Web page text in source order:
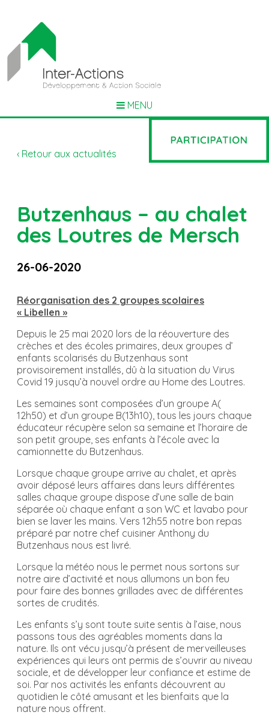
MENU
‹ Retour aux actualités
Butzenhaus – au chalet
des Loutres de Mersch
26-06-2020
Réorganisation des 2 groupes scolaires
« Libellen »
Depuis le 25 mai 2020 lors de la réouverture des
crèches et des écoles primaires, deux groupes d’
enfants scolarisés du Butzenhaus sont
provisoirement installés, dû à la situation du Virus
Covid 19 jusqu’à nouvel ordre au Home des Loutres.
Les semaines sont composées d’un groupe A(
12h50) et d’un groupe B(13h10), tous les jours chaque
éducateur récupère selon sa semaine et l’horaire de
son petit groupe, ses enfants à l’école avec la
camionnette du Butzenhaus.
Lorsque chaque groupe arrive au chalet, et après
avoir déposé leurs affaires dans leurs différentes
salles chaque groupe dispose d’une salle de bain
séparée où chaque enfant a son WC et lavabo pour
bien se laver les mains. Vers 12h55 notre bon repas
préparé par notre chef cuisiner Anthony du
Butzenhaus nous est livré.
Lorsque la météo nous le permet nous sortons sur
notre aire d’activité et nous allumons un bon feu
pour faire des bonnes grillades avec de différentes
sortes de crudités.
Les enfants s’y sont toute suite sentis à l’aise, nous
passons tous des agréables moments dans la
nature. Ils ont vécu jusqu’à présent de merveilleuses
expériences qui leurs ont permis de s’ouvrir au niveau
sociale, et de développer leur confiance et estime de
soi. Par nos activités les enfants découvrent au
quotidien le côté amusant et les bienfaits que la
nature nous offrent.